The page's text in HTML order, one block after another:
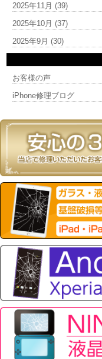
2025年11月 (39)
2025年10月 (37)
2025年9月 (30)
お客様の声
iPhone修理ブログ